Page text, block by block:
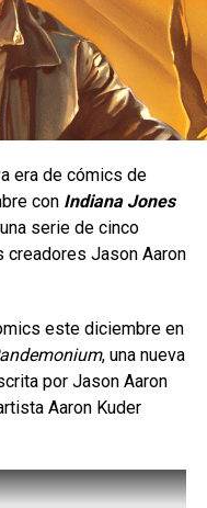
de 18,5 millones de
dentro del
nuevos
la tecnología de
la serie, un modo
jugadores, que les
Steam, Xbox
Games Store.
socialespara estar
geek, además
ypodcast
constante.
disfrutan de un
de un personaje de
cerca del
y obligarlo a
está inspirado en
incorpora el uso de
ataques
combos.
era de cómics de
con Indiana Jones
serie de cinco
creadores Jason Aaron
este diciembre en
, una nueva
por Jason Aaron
Aaron Kuder